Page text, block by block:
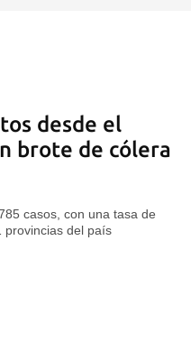
desde el
brote de cólera
casos, con una tasa de
provincias del país